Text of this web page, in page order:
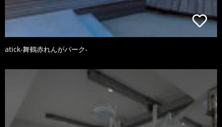
atick-舞鶴赤れんがパーク-